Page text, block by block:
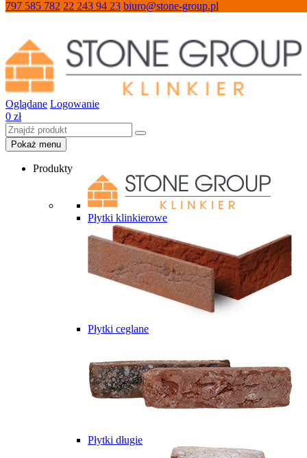
797 585 782 22 243 94 23 biuro@stone-group.pl
Oglądane Logowanie
0 zł
Pokaż menu
Produkty
Płytki klinkierowe
Płytki ceglane
Płytki długie